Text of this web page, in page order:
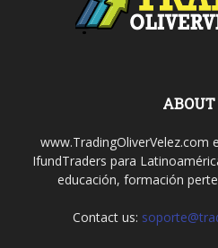
www.TradingOliverVelez.com
IfundTraders para
educación, formación
Contact us: